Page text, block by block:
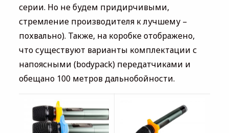
серии. Но не будем придирчивыми,
стремление производителя к лучшему –
похвально). Также, на коробке отображено,
что существуют варианты комплектации с
напоясными (bodypack) передатчиками и
обещано 100 метров дальнобойности.